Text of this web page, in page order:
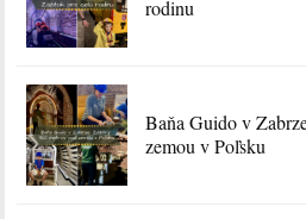
rodinu
Baňa Guido v
zemou v Poľsku